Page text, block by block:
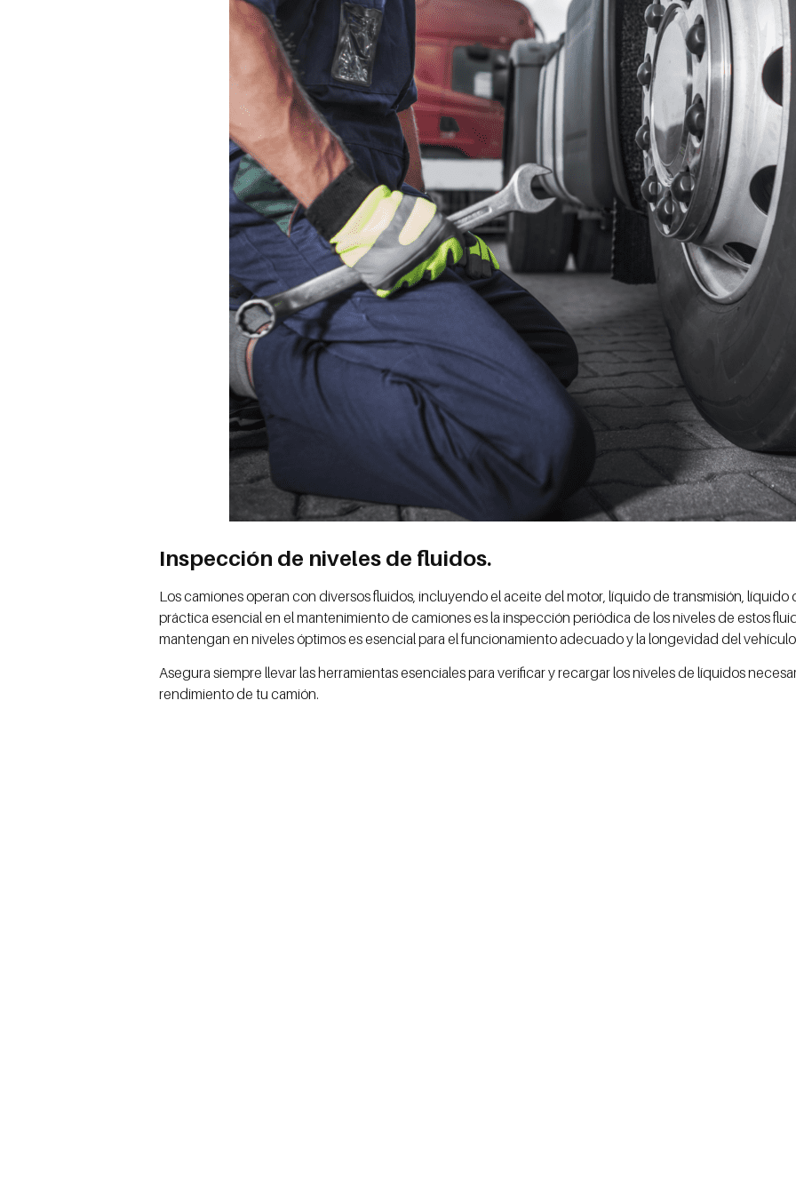
Inspección de niveles de fluidos.
Los camiones operan con diversos fluidos, incluyendo el aceite del motor, líquido de transmisión, líquido
práctica esencial en el mantenimiento de camiones es la inspección periódica de los niveles de estos
mantengan en niveles óptimos es esencial para el funcionamiento adecuado y la longevidad del
Asegura siempre llevar las herramientas esenciales para verificar y recargar los niveles de líquidos
rendimiento de tu camión.